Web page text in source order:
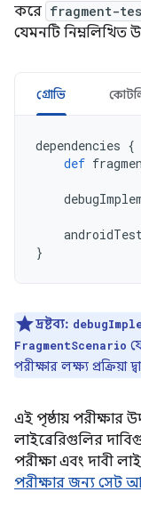
করে fragment-
যেমনটি নিম্নলিখিত
গ্রোভি
dependencies {
def
}
দ্রষ্টব্য:
FragmentScenario
পরীক্ষার লক্ষ্য প্রক্রিয়া
এই পৃষ্ঠায় পরীক্ষার
লাইব্রেরিগুলির
পরীক্ষা এবং দাবী
পরীক্ষার জন্য সেট আপ